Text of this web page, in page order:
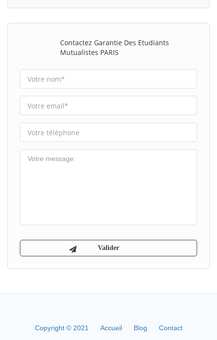
Contactez Garantie Des Etudiants
Mutualistes PARIS
Copyright © 2021 Accueil Blog Contact